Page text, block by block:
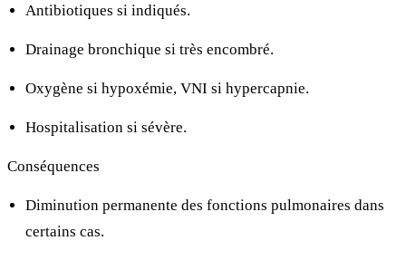
Antibiotiques si indiqués.
Drainage bronchique si très encombré.
Oxygène si hypoxémie, VNI si hypercapnie.
Hospitalisation si sévère.
Conséquences
Diminution permanente des fonctions pulmonaires dans
certains cas.